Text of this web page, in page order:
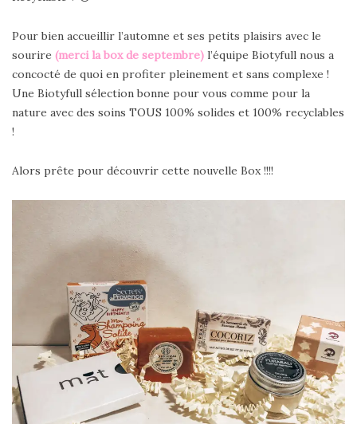
Pour bien accueillir l’automne et ses petits plaisirs avec le
sourire (merci la box de septembre) l’équipe Biotyfull nous a
concocté de quoi en profiter pleinement et sans complexe !
Une Biotyfull sélection bonne pour vous comme pour la
nature avec des soins TOUS 100% solides et 100% recyclables
!
Alors prête pour découvrir cette nouvelle Box !!!!